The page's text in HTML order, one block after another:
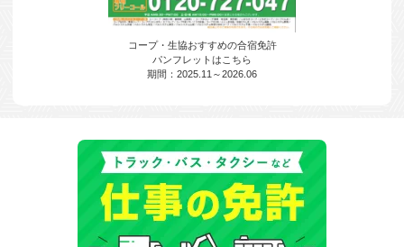
コープ・生協おすすめの合宿免許
パンフレットはこちら
期間：2025.11～2026.06